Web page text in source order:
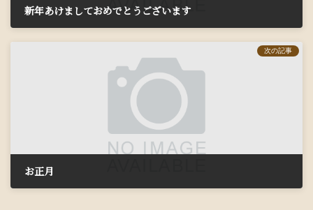
新年あけましておめでとうございます
次の記事
お正月